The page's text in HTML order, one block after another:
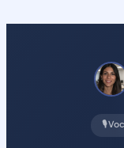
🎙️